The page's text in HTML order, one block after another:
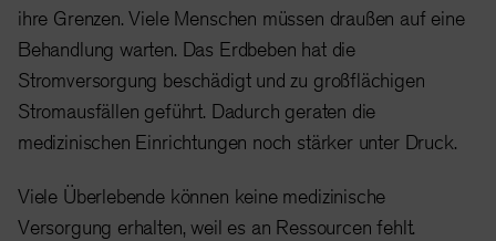
ihre Grenzen. Viele Menschen müssen draußen auf eine
Behandlung warten. Das Erdbeben hat die
Stromversorgung beschädigt und zu großflächigen
Stromausfällen geführt. Dadurch geraten die
medizinischen Einrichtungen noch stärker unter Druck.
Viele Überlebende können keine medizinische
Versorgung erhalten, weil es an Ressourcen fehlt.